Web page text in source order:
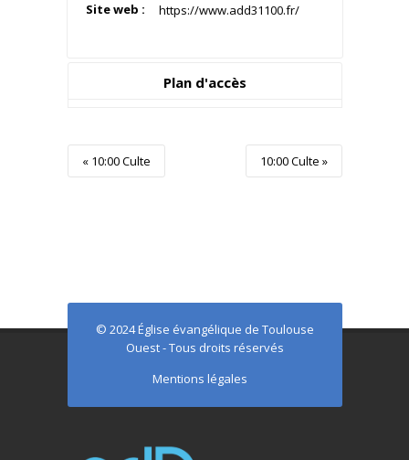
Site web : https://www.add31100.fr/
Plan d'accès
Event
Navigation
«10:00 Culte 10:00 Culte »
© 2024 Église évangélique de Toulouse
Ouest - Tous droits réservés
Mentions légales